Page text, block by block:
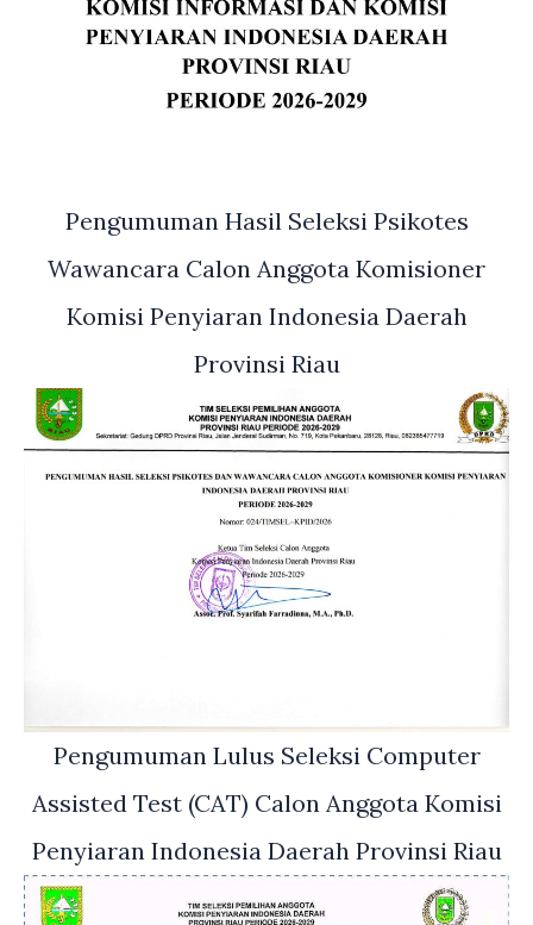
Pengumuman Hasil Seleksi Psikotes
Wawancara Calon Anggota Komisioner
Komisi Penyiaran Indonesia Daerah
Provinsi Riau
Pengumuman Lulus Seleksi Computer
Assisted Test (CAT) Calon Anggota Komisi
Penyiaran Indonesia Daerah Provinsi Riau